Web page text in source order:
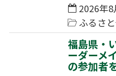
2026年8
ふるさ
福島県・
ーダーメ
の参加者